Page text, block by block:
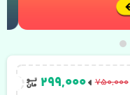
۷۵۰,۰۰۰ ۲۹۹,۰۰۰